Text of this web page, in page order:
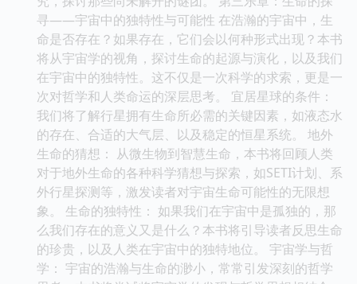
寻——宇宙中的独特性与可能性 在浩瀚的宇宙中，生
命是否存在？如果存在，它们会以何种形式出现？本书
将从宇宙学的视角，探讨生命的起源与演化，以及我们
在宇宙中的独特性。这不仅是一次科学的求索，更是一
次对哲学和人类命运的深层思考。 宜居星球的条件：
我们将了解行星拥有生命所必需的关键因素，如液态水
的存在、合适的大气层、以及稳定的恒星系统。 地外
生命的猜想： 从微生物到智慧生命，本书将回顾人类
对于地外生命的各种科学猜想与探索，如SETI计划、系
外行星探测等，激发读者对宇宙生命可能性的无限想
象。 生命的独特性： 如果我们在宇宙中是孤独的，那
么我们存在的意义又是什么？本书将引导读者反思生命
的珍贵，以及人类在宇宙中的独特地位。 宇宙学与哲
学： 宇宙的浩瀚与生命的渺小，常常引发深刻的哲学